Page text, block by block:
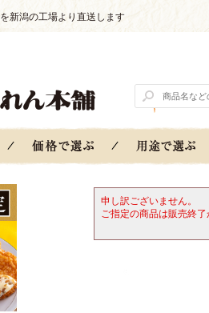
新潟の工場より直送します
申し訳ございません。
ご指定の商品は販売終了